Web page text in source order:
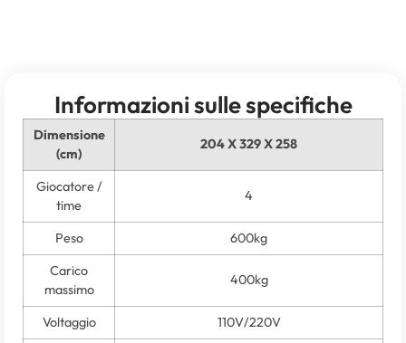
Informazioni sulle specifiche
Dimensione
(cm)
204 X 329 X 258
Giocatore /
time
4
Peso
600kg
Carico
massimo
400kg
Voltaggio 110V/220V